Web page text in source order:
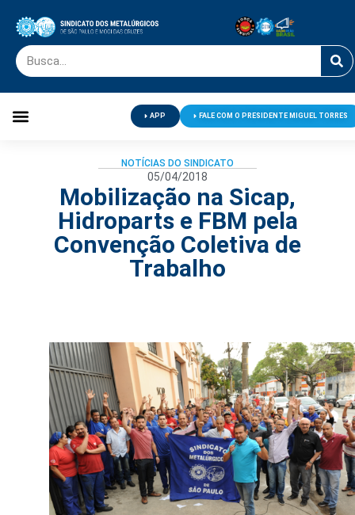
APP FALE COM O PRESIDENTE MIGUEL TORRES
NOTÍCIAS DO SINDICATO
05/04/2018
Mobilização na Sicap,
Hidroparts e FBM pela
Convenção Coletiva de
Trabalho